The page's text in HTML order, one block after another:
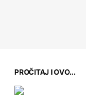
PROČITAJ I OVO...